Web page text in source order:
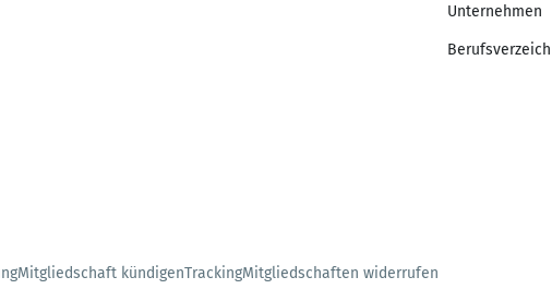
Unternehmen
Mitgliedschaft kündigenTrackingMitgliedschaften widerrufen